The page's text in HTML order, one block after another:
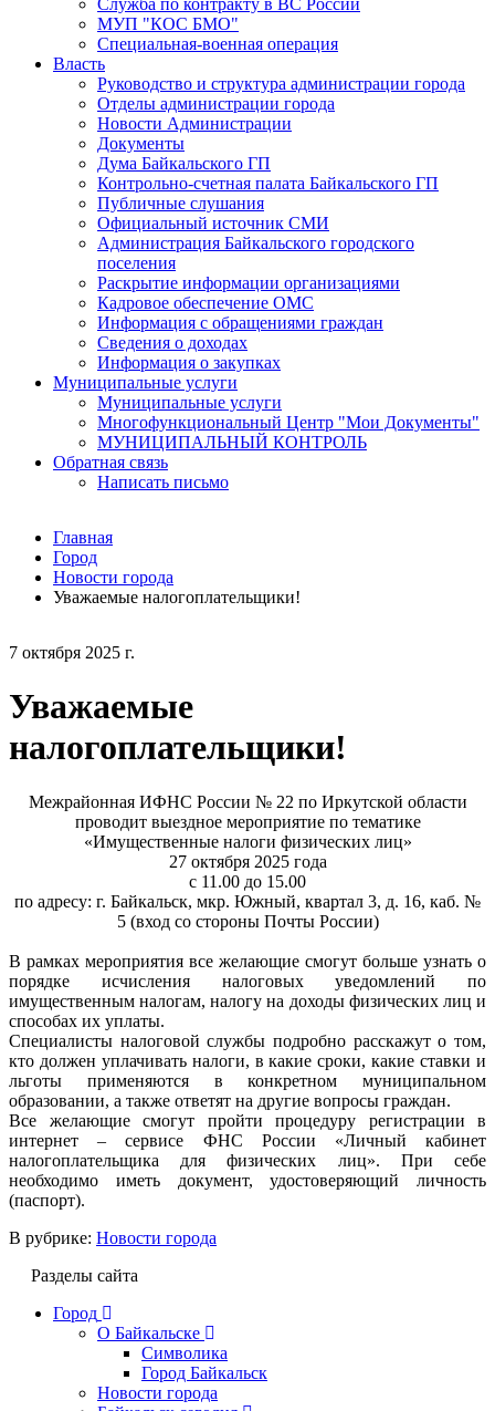
7 октября 2025 г.
Уважаемые
налогоплательщики!
МежрайоннаяИФНС России № 22 по Иркутской области
проводит выездное мероприятие по тематике
«Имущественные налоги физических лиц»
27 октября2025 года
с 11 .00 до 1 5.00
по адресу: г. Байкальск, мкр. Южный, квартал 3, д. 16, каб. №
5 (вход со стороны Почты России)
В рамках мероприятия все желающие смогут больше узнать о
порядке исчисления налоговых уведомлений по
имущественным налогам, налогу на доходы физических лиц и
способах их уплаты.
Специалисты налоговой службы подробно расскажут о том,
кто должен уплачивать налоги, в какие сроки, какие ставки и
льготы применяются в конкретном муниципальном
образовании, а также ответят на другие вопросы граждан.
Все желающие смогут пройти процедуру регистрации в
интернет – сервисе ФНС России «Личный кабинет
налогоплательщика для физических лиц». При себе
необходимо иметь документ, удостоверяющий личность
(паспорт).
В рубрике: Новости города
Разделы сайта
Город
О Байкальске
Символика
Город Байкальск
Новости города
Служба по контракту в ВС России
МУП "КОС БМО"
Специальная-военная операция
Власть
Руководство и структура администрации города
Отделы администрации города
Новости Администрации
Документы
Дума Байкальского ГП
Контрольно-счетная палата Байкальского ГП
Публичные слушания
Официальный источник СМИ
Администрация Байкальского городского
поселения
Раскрытие информации организациями
Кадровое обеспечение ОМС
Информация с обращениями граждан
Сведения о доходах
Информация о закупках
Муниципальные услуги
Муниципальные услуги
Многофункциональный Центр "Мои Документы"
МУНИЦИПАЛЬНЫЙ КОНТРОЛЬ
Обратная связь
Написать письмо
Главная
Город
Новости города
Уважаемые налогоплательщики!